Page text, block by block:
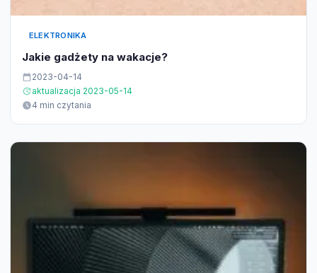
ELEKTRONIKA
Jakie gadżety na wakacje?
2023-04-14
aktualizacja 2023-05-14
4 min czytania